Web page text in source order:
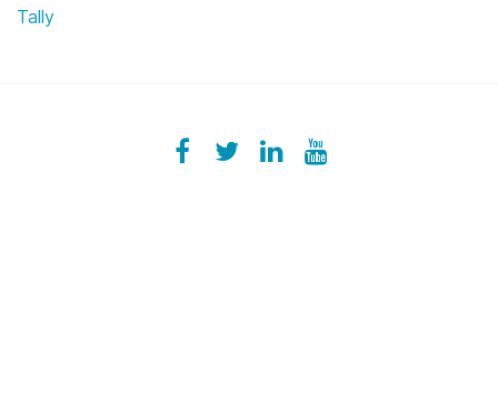
Tally
Facebook
ezeeplive
Twitter
ezeepLinkedIn
ezeepYouTube